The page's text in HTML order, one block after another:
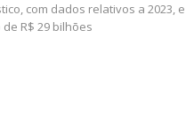
com dados relativos a 2023, e
R$ 29 bilhões